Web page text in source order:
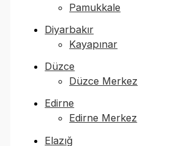
Pamukkale
Diyarbakır
Kayapınar
Düzce
Düzce Merkez
Edirne
Edirne Merkez
Elazığ